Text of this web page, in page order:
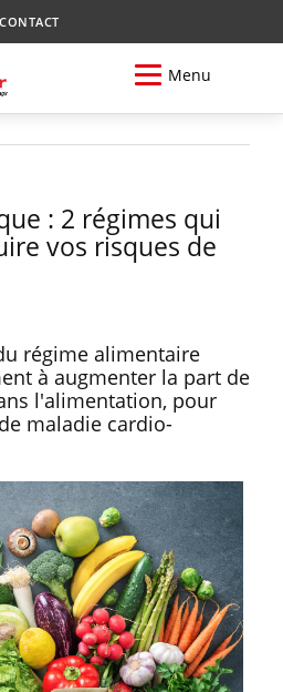
CONTACT
Menu
: 2 régimes qui
vos risques de
régime alimentaire
à augmenter la part de
l'alimentation, pour
maladie cardio-